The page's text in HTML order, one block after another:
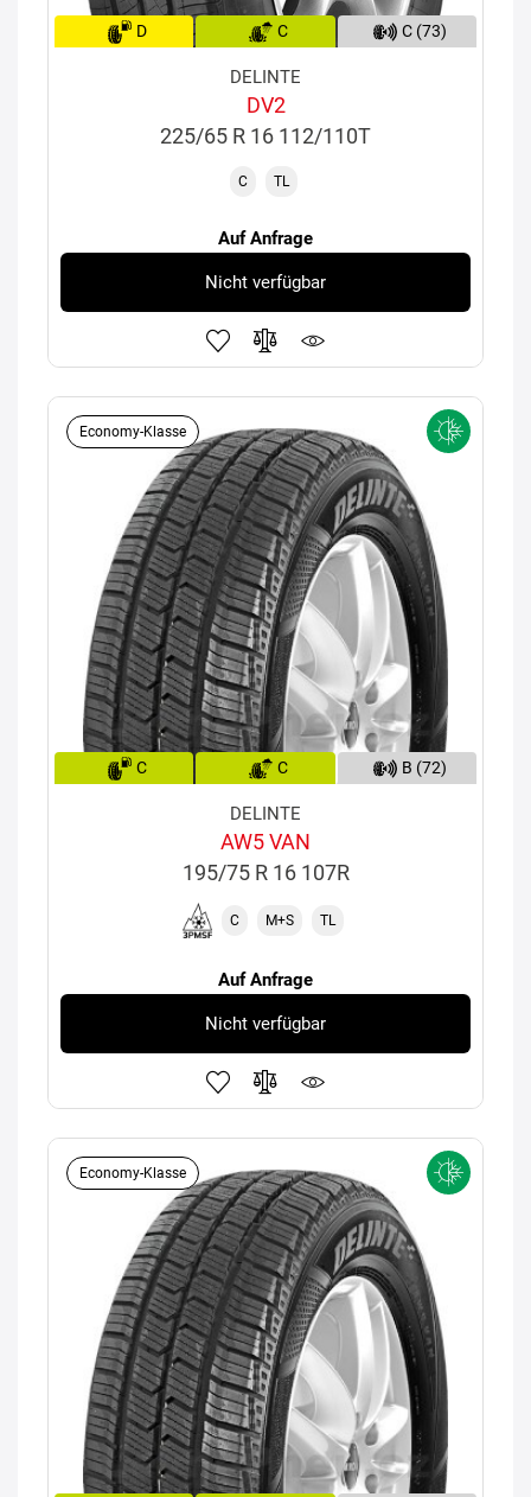
D C C (73)
DELINTE
DV2
225/65 R 16 112/110T
C TL
Auf Anfrage
Nicht verfügbar
Economy-Klasse
C C B (72)
DELINTE
AW5 VAN
195/75 R 16 107R
C M+S TL
Auf Anfrage
Nicht verfügbar
Economy-Klasse